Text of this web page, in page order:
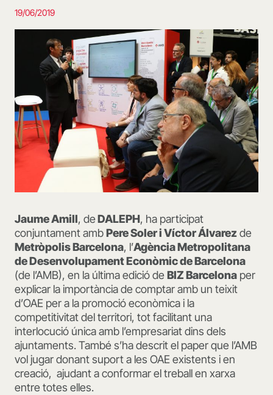
19/06/2019
Jaume Amill, deDALEPH, ha participat
conjuntament ambPere Soler i Víctor Álvarezde
Metròpolis Barcelona, l’Agència Metropolitana
de Desenvolupament Econòmic de Barcelona
(de l’AMB), en la última edició de BIZ Barcelona per
explicar la importància de comptar amb un teixit
d’OAE per a la promoció econòmica i la
competitivitat del territori, tot facilitant una
interlocució única amb l’empresariat dins dels
ajuntaments. També s’ha descrit el paper que l’AMB
vol jugar donant suport a les OAE existents i en
creació, ajudant a conformar el treball en xarxa
entre totes elles.